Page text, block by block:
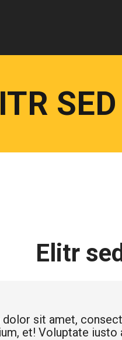
Elitr
dolor sit amet,
et! Voluptate